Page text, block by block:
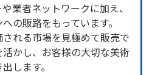
業者ネットワークに加え、
の販路をもっています。
れる市場を見極めて販売で
かし、お客様の大切な美術
します。